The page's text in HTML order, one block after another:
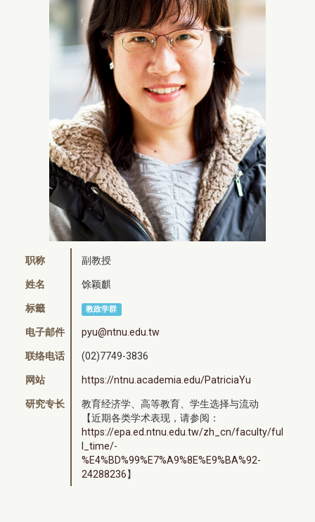
职称 副教授
姓名 馀颖麒
标籤 教政学群
电子邮件 pyu@ntnu.edu.tw
联络电话 (02)7749-3836
网站 https://ntnu.academia.edu/PatriciaYu
研究专长
教育经济学、高等教育、学生选择与流动
【近期各类学术表现，请参阅：
https://epa.ed.ntnu.edu.tw/zh_cn/faculty/ful
l_time/-
%E4%BD%99%E7%A9%8E%E9%BA%92-
24288236】